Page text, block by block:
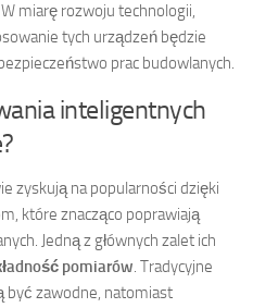
miarę rozwoju technologii,
tych urządzeń będzie
prac budowlanych.
inteligentnych
zyskują na popularności dzięki
które znacząco poprawiają
Jedną z głównych zalet ich
pomiarów. Tradycyjne
być zawodne, natomiast